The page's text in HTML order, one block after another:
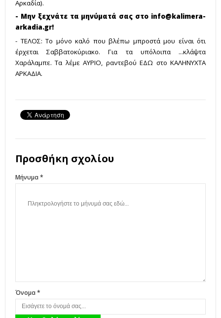
Αρκαδία).
- Μην ξεχνάτε τα μηνύματά σας στο info@kalimera-
arkadia.gr!
- ΤΕΛΟΣ: Το μόνο καλό που βλέπω μπροστά μου είναι ότι
έρχεται Σαββατοκύριακο. Για τα υπόλοιπα ...κλάψτα
Χαράλαμπε. Τα λέμε ΑΥΡΙΟ, ραντεβού ΕΔΩ στο ΚΑΛΗΝΥΧΤΑ
ΑΡΚΑΔΙΑ.
Προσθήκη σχολίου
Μήνυμα *
Όνομα *